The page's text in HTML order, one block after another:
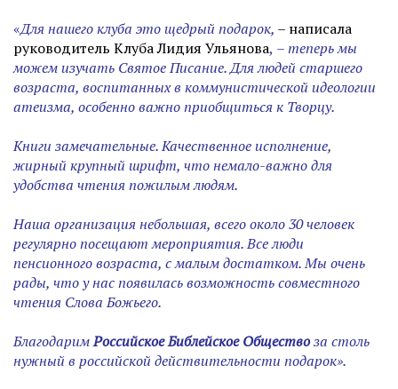
«Для нашего клуба это щедрый подарок, – написала
руководитель Клуба Лидия Ульянова, – теперь мы
можем изучать Святое Писание. Для людей старшего
возраста, воспитанных в коммунистической идеологии
атеизма, особенно важно приобщиться к Творцу.
Книги замечательные. Качественное исполнение,
жирный крупный шрифт, что немало-важно для
удобства чтения пожилым людям.
Наша организация небольшая, всего около 30 человек
регулярно посещают мероприятия. Все люди
пенсионного возраста, с малым достатком. Мы очень
рады, что у нас появилась возможность совместного
чтения Слова Божьего.
БлагодаримРоссийское Библейское Обществоза столь
нужный в российской действительности подарок».